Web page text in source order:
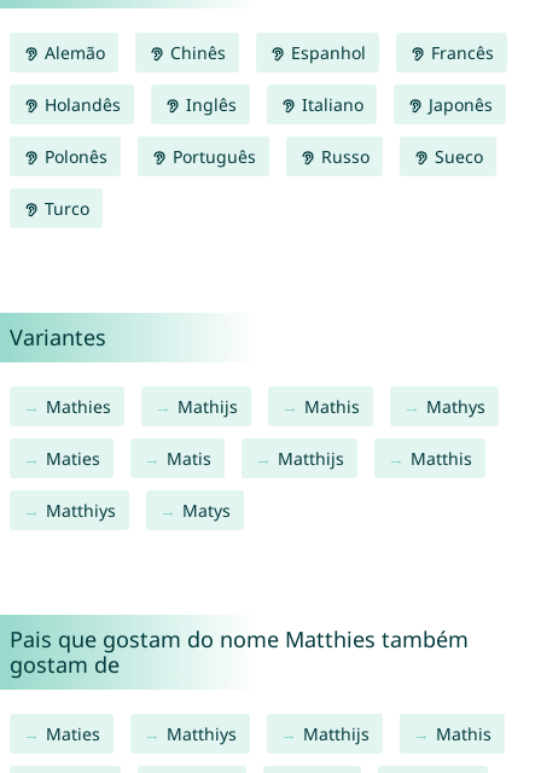
Alemão Chinês Espanhol Francês
Holandês Inglês Italiano Japonês
Polonês Português Russo Sueco
Turco
Variantes
Mathies Mathijs Mathis Mathys
Maties Matis Matthijs Matthis
Matthiys Matys
Pais que gostam do nome Matthies também
gostam de
Maties Matthiys Matthijs Mathis